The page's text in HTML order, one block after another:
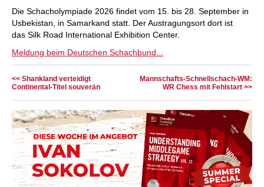
Die Schacholympiade 2026 findet vom 15. bis 28. September in
Usbekistan, in Samarkand statt. Der Austragungsort dort ist
das Silk Road International Exhibition Center.
Meldung beim Deutschen Schachbund...
<< Shankland verteidigt
Continental-Titel souverän
Mannschafts-Schnellschach-WM:
WR Chess mit Fehlstart >>